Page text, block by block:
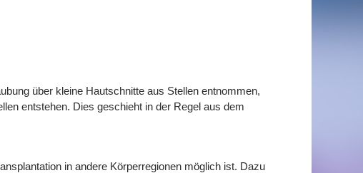
über kleine Hautschnitte aus Stellen entnommen,
entstehen. Dies geschieht in der Regel aus dem
in andere Körperregionen möglich ist. Dazu